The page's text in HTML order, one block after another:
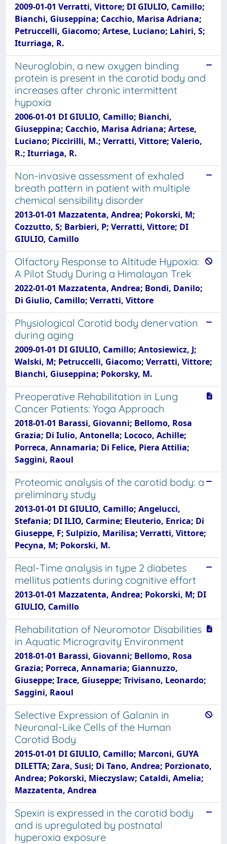
2009-01-01 Verratti, Vittore; DI GIULIO, Camillo;
Bianchi, Giuseppina; Cacchio, Marisa Adriana;
Petruccelli, Giacomo; Artese, Luciano; Lahiri, S;
Iturriaga, R.
Neuroglobin, a new oxygen binding
protein is present in the carotid body and
increases after chronic intermittent
hypoxia
2006-01-01 DI GIULIO, Camillo; Bianchi,
Giuseppina; Cacchio, Marisa Adriana; Artese,
Luciano; Piccirilli, M.; Verratti, Vittore; Valerio,
R.; Iturriaga, R.
Non-invasive assessment of exhaled
breath pattern in patient with multiple
chemical sensibility disorder
2013-01-01 Mazzatenta, Andrea; Pokorski, M;
Cozzutto, S; Barbieri, P; Verratti, Vittore; DI
GIULIO, Camillo
Olfactory Response to Altitude Hypoxia:
A Pilot Study During a Himalayan Trek
2022-01-01 Mazzatenta, Andrea; Bondi, Danilo;
Di Giulio, Camillo; Verratti, Vittore
Physiological Carotid body denervation
during aging
2009-01-01 DI GIULIO, Camillo; Antosiewicz, J;
Walski, M; Petruccelli, Giacomo; Verratti, Vittore;
Bianchi, Giuseppina; Pokorsky, M.
Preoperative Rehabilitation in Lung
Cancer Patients: Yoga Approach
2018-01-01 Barassi, Giovanni; Bellomo, Rosa
Grazia; Di Iulio, Antonella; Lococo, Achille;
Porreca, Annamaria; Di Felice, Piera Attilia;
Saggini, Raoul
Proteomic analysis of the carotid body: a
preliminary study
2013-01-01 DI GIULIO, Camillo; Angelucci,
Stefania; DI ILIO, Carmine; Eleuterio, Enrica; Di
Giuseppe, F; Sulpizio, Marilisa; Verratti, Vittore;
Pecyna, M; Pokorski, M.
Real-Time analysis in type 2 diabetes
mellitus patients during cognitive effort
2013-01-01 Mazzatenta, Andrea; Pokorski, M; DI
GIULIO, Camillo
Rehabilitation of Neuromotor Disabilities
in Aquatic Microgravity Environment
2018-01-01 Barassi, Giovanni; Bellomo, Rosa
Grazia; Porreca, Annamaria; Giannuzzo,
Giuseppe; Irace, Giuseppe; Trivisano, Leonardo;
Saggini, Raoul
Selective Expression of Galanin in
Neuronal-Like Cells of the Human
Carotid Body
2015-01-01 DI GIULIO, Camillo; Marconi, GUYA
DILETTA; Zara, Susi; Di Tano, Andrea; Porzionato,
Andrea; Pokorski, Mieczyslaw; Cataldi, Amelia;
Mazzatenta, Andrea
Spexin is expressed in the carotid body
and is upregulated by postnatal
hyperoxia exposure